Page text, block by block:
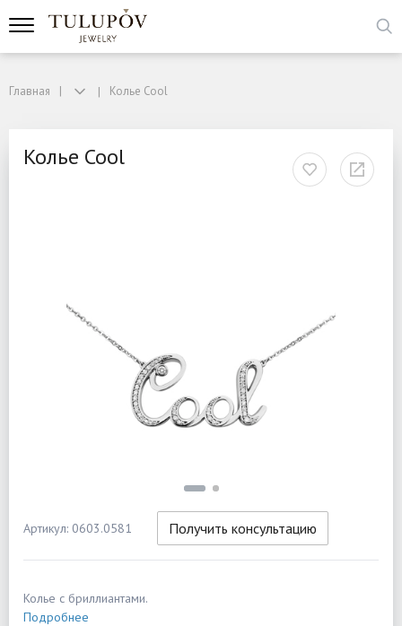
Главная Колье Cool
Колье Cool
Артикул: 0603.0581 Получить консультацию
Колье с бриллиантами.
Подробнее